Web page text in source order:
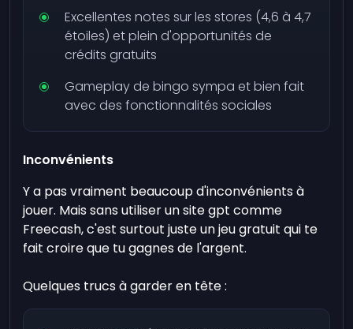
Excellentes notes sur les stores (4,6 à 4,7
étoiles) et plein d'opportunités de
crédits gratuits
Gameplay de bingo sympa et bien fait
avec des fonctionnalités sociales
Inconvénients
Y a pas vraiment beaucoup d'inconvénients à
jouer. Mais sans utiliser un site gpt comme
Freecash, c'est surtout juste un jeu gratuit qui te
fait croire que tu gagnes de l'argent.
Quelques trucs à garder en tête :